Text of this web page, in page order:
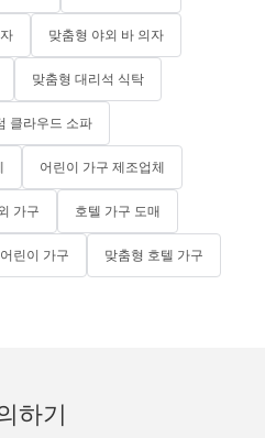
맞춤형 야외 바 의자
맞춤형 대리석 식탁
클라우드 소파
어린이 가구 제조업체
가구 호텔 가구 도매
린이 가구 맞춤형 호텔 가구
하기